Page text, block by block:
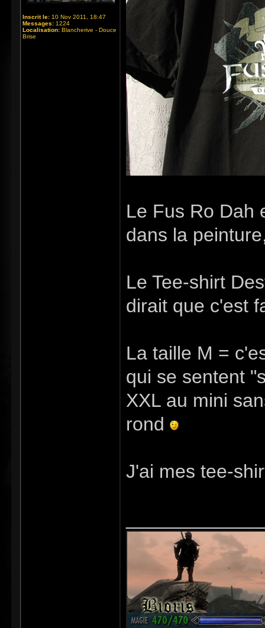
Inscrit le: 10 Nov 2011, 18:47
Messages: 1224
Localisation: Blancherive - Douce
Brise
Le Fus Ro Dah
dans la
Le Tee-shirt
dirait que c'est
La taille M =
qui se sentent
XXL au mini
rond
J'ai mes tee-